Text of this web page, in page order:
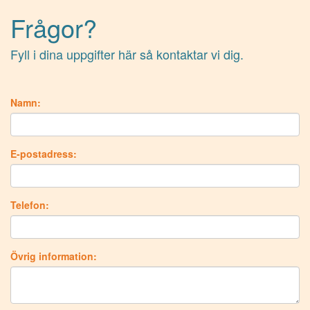
Frågor?
Fyll i dina uppgifter här så kontaktar vi dig.
Namn:
E-postadress:
Telefon:
Övrig information: